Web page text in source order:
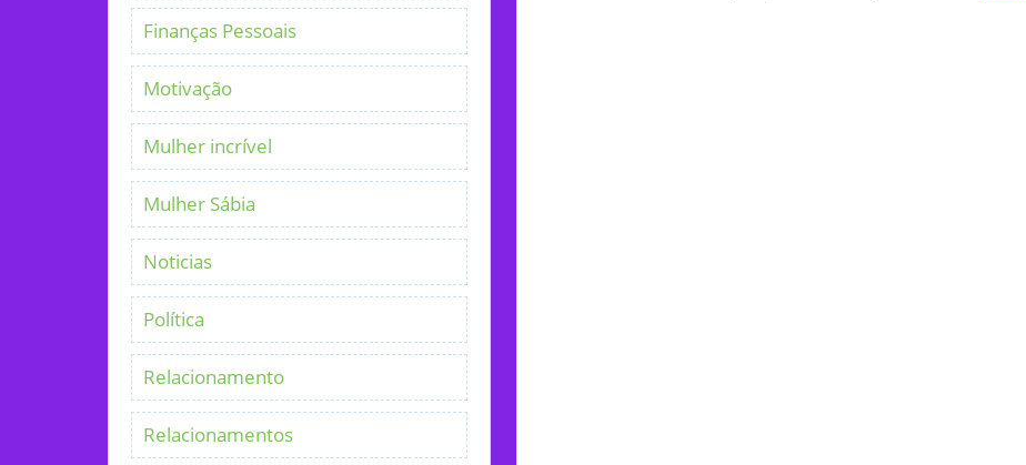
Finanças Pessoais
Motivação
Mulher incrível
Mulher Sábia
Noticias
Política
Relacionamento
Relacionamentos